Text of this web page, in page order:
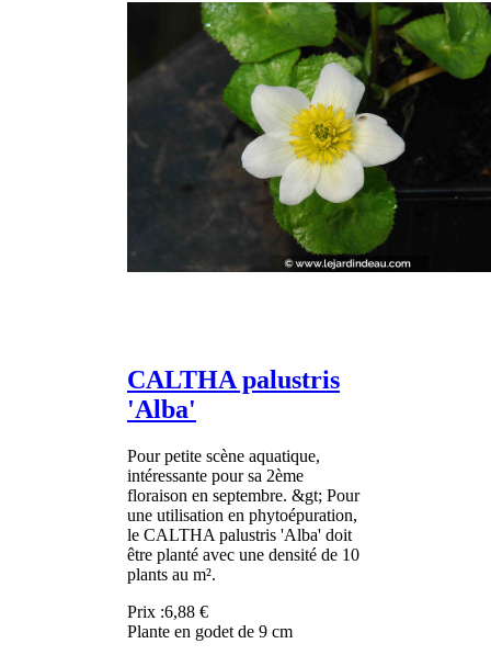
CALTHA palustris
'Alba'
Pour petite scène aquatique,
intéressante pour sa 2ème
floraison en septembre. &gt; Pour
une utilisation en phytoépuration,
le CALTHA palustris 'Alba' doit
être planté avec une densité de 10
plants au m².
Prix :6,88 €
Plante en godet de 9 cm